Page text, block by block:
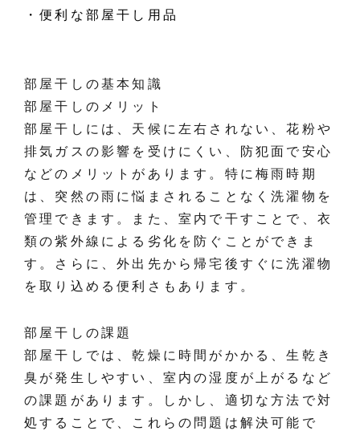
・便利な部屋干し用品
部屋干しの基本知識
部屋干しのメリット
部屋干しには、天候に左右されない、花粉や
排気ガスの影響を受けにくい、防犯面で安心
などのメリットがあります。特に梅雨時期
は、突然の雨に悩まされることなく洗濯物を
管理できます。また、室内で干すことで、衣
類の紫外線による劣化を防ぐことができま
す。さらに、外出先から帰宅後すぐに洗濯物
を取り込める便利さもあります。
部屋干しの課題
部屋干しでは、乾燥に時間がかかる、生乾き
臭が発生しやすい、室内の湿度が上がるなど
の課題があります。しかし、適切な方法で対
処することで、これらの問題は解決可能で